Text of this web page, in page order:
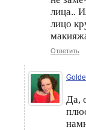
лица..
лицо
Ответить
Да,